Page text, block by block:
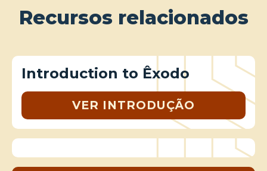
Recursos relacionados
Introduction to Êxodo
VER INTRODUÇÃO